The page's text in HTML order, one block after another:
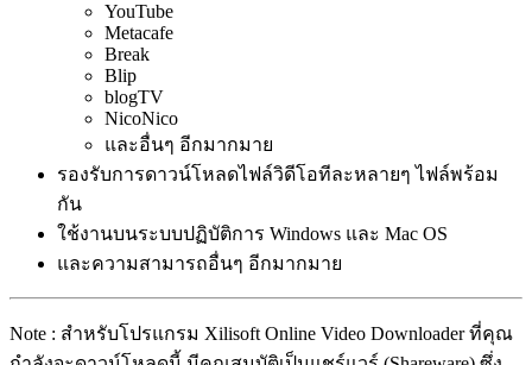
YouTube
Metacafe
Break
Blip
blogTV
NicoNico
และอื่นๆ อีกมากมาย
รองรับการดาวน์โหลดไฟล์วิดีโอทีละหลายๆ ไฟล์พร้อม
กัน
ใช้งานบนระบบปฏิบัติการ Windows และ Mac OS
และความสามารถอื่นๆ อีกมากมาย
Note : สำหรับโปรแกรม Xilisoft Online Video Downloader ที่คุณ